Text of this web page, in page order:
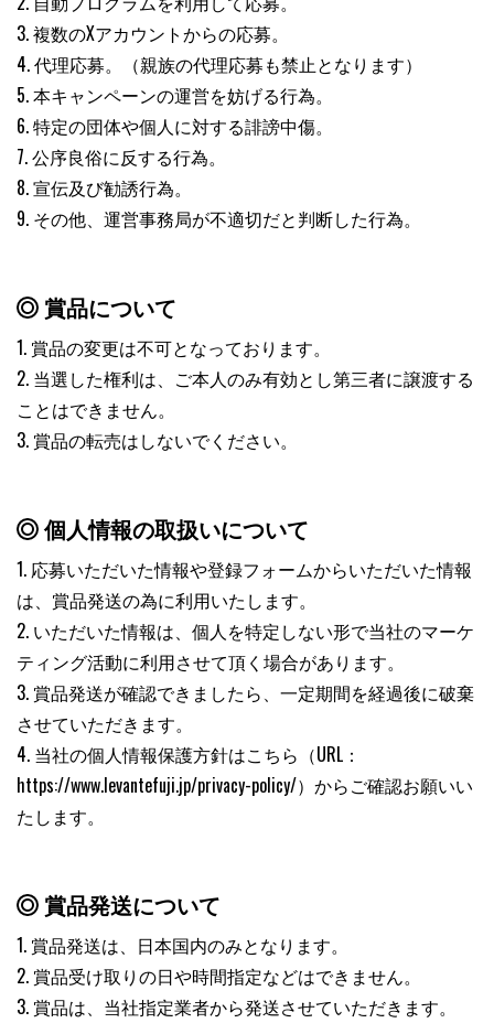
3. 複数のXアカウントからの応募。
4. 代理応募。（親族の代理応募も禁止となります）
5. 本キャンペーンの運営を妨げる行為。
6. 特定の団体や個人に対する誹謗中傷。
7. 公序良俗に反する行為。
8. 宣伝及び勧誘行為。
9. その他、運営事務局が不適切だと判断した行為。
賞品について
1. 賞品の変更は不可となっております。
2. 当選した権利は、ご本人のみ有効とし第三者に譲渡する
ことはできません。
3. 賞品の転売はしないでください。
個人情報の取扱いについて
1. 応募いただいた情報や登録フォームからいただいた情報
は、賞品発送の為に利用いたします。
2. いただいた情報は、個人を特定しない形で当社のマーケ
ティング活動に利用させて頂く場合があります。
3. 賞品発送が確認できましたら、一定期間を経過後に破棄
させていただきます。
4. 当社の個人情報保護方針はこちら（URL：
https://www.levantefuji.jp/privacy-policy/）からご確認お願いい
たします。
賞品発送について
1. 賞品発送は、日本国内のみとなります。
2. 賞品受け取りの日や時間指定などはできません。
3. 賞品は、当社指定業者から発送させていただきます。